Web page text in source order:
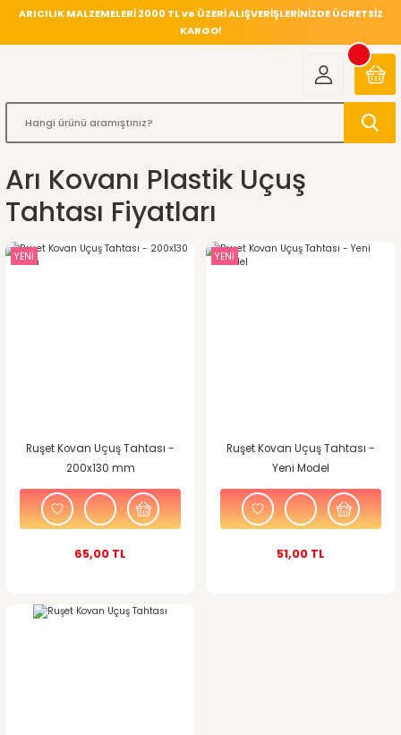
ARICILIK MALZEMELERİ 2000 TL ve ÜZERİ ALIŞVERİŞLERİNİZDE ÜCRETSİZ
KARGO!
Arı Kovanı Plastik Uçuş
Tahtası Fiyatları
YENİ
Ruşet Kovan Uçuş Tahtası -
200x130 mm
65,00 TL
YENİ
Ruşet Kovan Uçuş Tahtası -
Yeni Model
51,00 TL